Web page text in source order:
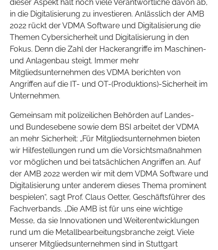
dieser Aspekt hält noch viele Verantwortliche davon ab,
in die Digitalisierung zu investieren. Anlässlich der AMB
2022 rückt der VDMA Software und Digitalisierung die
Themen Cybersicherheit und Digitalisierung in den
Fokus. Denn die Zahl der Hackerangriffe im Maschinen-
und Anlagenbau steigt. Immer mehr
Mitgliedsunternehmen des VDMA berichten von
Angriffen auf die IT- und OT-(Produktions)-Sicherheit im
Unternehmen.
Gemeinsam mit polizeilichen Behörden auf Landes-
und Bundesebene sowie dem BSI arbeitet der VDMA
an mehr Sicherheit: „Für Mitgliedsunternehmen bieten
wir Hilfestellungen rund um die Vorsichtsmaßnahmen
vor möglichen und bei tatsächlichen Angriffen an. Auf
der AMB 2022 werden wir mit dem VDMA Software und
Digitalisierung unter anderem dieses Thema prominent
bespielen“, sagt Prof. Claus Oetter, Geschäftsführer des
Fachverbands. „Die AMB ist für uns eine wichtige
Messe, da sie Innovationen und Weiterentwicklungen
rund um die Metallbearbeitungsbranche zeigt. Viele
unserer Mitgliedsunternehmen sind in Stuttgart